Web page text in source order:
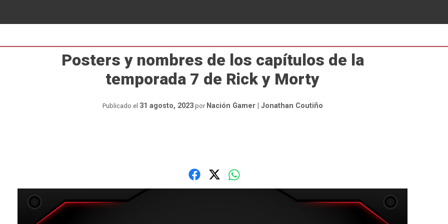
Posters y nombres de los capítulos de la
temporada 7 de Rick y Morty
Publicado el 31 agosto, 2023por Nación Gamer | Jonathan Coutiño